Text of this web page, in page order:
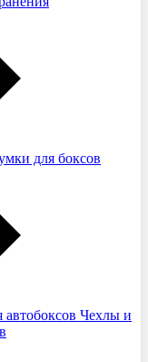
для боксов
Чехлы и